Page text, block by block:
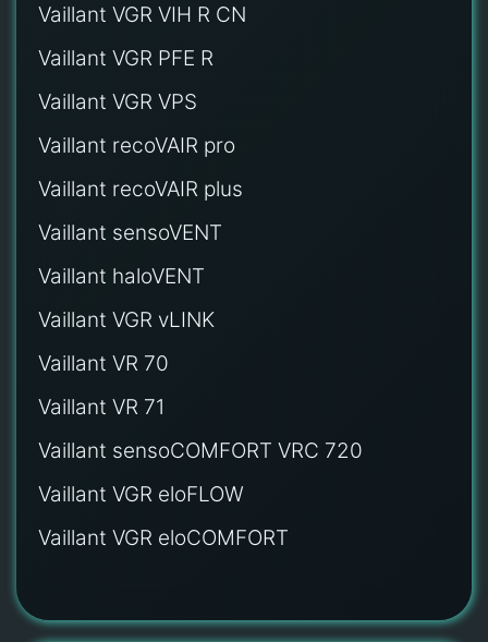
Vaillant VGR VIH R CN
Vaillant VGR PFE R
Vaillant VGR VPS
Vaillant recoVAIR pro
Vaillant recoVAIR plus
Vaillant sensoVENT
Vaillant haloVENT
Vaillant VGR vLINK
Vaillant VR 70
Vaillant VR 71
Vaillant sensoCOMFORT VRC 720
Vaillant VGR eloFLOW
Vaillant VGR eloCOMFORT